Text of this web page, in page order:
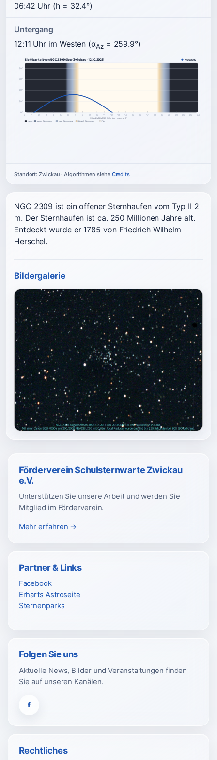
06:42 Uhr (h = 32.4°)
Untergang
12:11 Uhr im Westen (αAz= 259.9°)
0°
20°
40°
60°
80°
0 1 2 3 4 5 7 10 11 12 13 14 15 16 17 18 19 20 21 22 23 24
Sichtbarkeit von NGC2309 über Zwickau · 12.10.2025 NGC2309
Nacht astron. Dämmerung naut. Dämmerung bürgerl. Dämmerung Tag
Ortszeit (MEZ/MESZ) · Höhe über Horizont ab 0°
Standort: Zwickau · Algorithmen siehe Credits
NGC 2309 ist ein offener Sternhaufen vom Typ II 2
m. Der Sternhaufen ist ca. 250 Millionen Jahre alt.
Entdeckt wurde er 1785 von Friedrich Wilhelm
Herschel.
Bildergalerie
Förderverein Schulsternwarte Zwickau
e.V.
Unterstützen Sie unsere Arbeit und werden Sie
Mitglied im Förderverein.
Mehr erfahren →
Partner & Links
Facebook
Erharts Astroseite
Sternenparks
Folgen Sie uns
Aktuelle News, Bilder und Veranstaltungen finden
Sie auf unseren Kanälen.
f
Rechtliches